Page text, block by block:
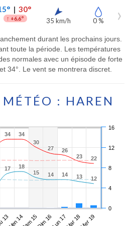
| 30°
↑ +6.6° 35 km/h 0 %
durant les prochains jours.
toute la période. Les températures
normales avec un épisode de forte
34°. Le vent se montrera discret.
: HAREN
34
34 34
34
30
30
27
27 26
26
23
23 22
22
17
17 18
18
15
15 14
14 14
14 13
13 12
12
13Ven 14Sam 15Dim 16Lun 17Mar 18Mer 19
0
4
8
12
16